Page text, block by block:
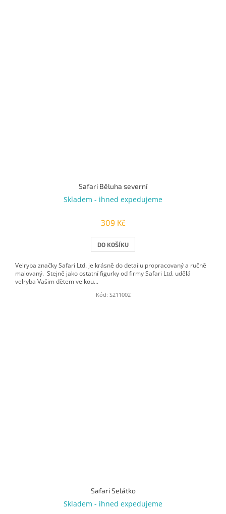
Safari Běluha severní
Skladem - ihned expedujeme
309 Kč
DO KOŠÍKU
Velryba značky Safari Ltd. je krásně do detailu propracovaný a ručně
malovaný. Stejně jako ostatní figurky od firmy Safari Ltd. udělá
velryba Vašim dětem velkou...
Kód: S211002
Safari Selátko
Skladem - ihned expedujeme